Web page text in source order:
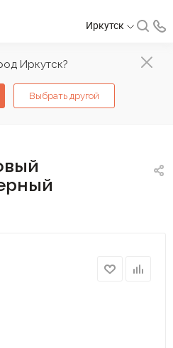
Иркутск?
Выбрать другой
Иркутск